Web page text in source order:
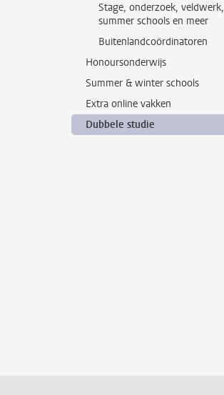
Stage, onderzoek, veldwerk,
summer schools en meer
Buitenlandcoördinatoren
Honoursonderwijs
Summer & winter schools
Extra online vakken
Dubbele studie